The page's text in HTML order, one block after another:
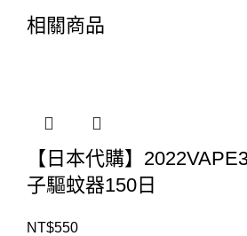
相關商品
【日本代購】
子驅蚊器150日
NT$550